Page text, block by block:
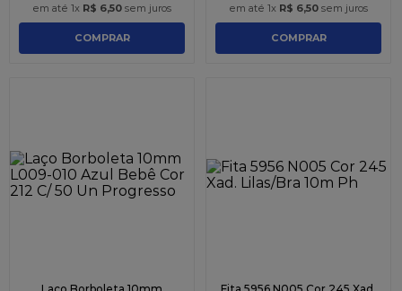
em até 1x R$ 6,50 sem juros
COMPRAR
em até 1x R$ 6,50 sem juros
COMPRAR